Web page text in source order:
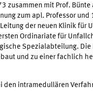
zusammen mit Prof.
zum apl. Professor und
der neuen Klinik für
Ordinariate für
Spezialabteilung. Die
und zu einer fachlich
den intramedullären